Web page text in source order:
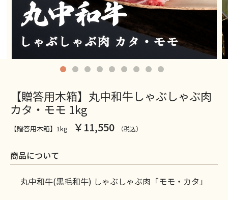
【贈答用木箱】丸中和牛しゃぶしゃぶ肉
カタ・モモ 1kg
【贈答用木箱】1kg ￥11,550 （税込）
商品について
丸中和牛(黒毛和牛) しゃぶしゃぶ肉「モモ・カタ」